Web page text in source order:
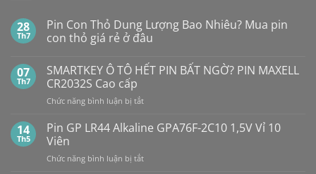
28
Th7
Pin Con Thỏ Dung Lượng Bao Nhiêu? Mua pin
con thỏ giá rẻ ở đâu
bình
luận
ở
Pin
Con
Dung
Lượng
Bao
Nhiêu?
Mua
07
Th7
SMARTKEY Ô TÔ HẾT PIN BẤT NGỜ? PIN MAXELL
CR2032S Cao cấp
Chức năng bình luận bị tắtở
Ô
PIN
14
Th5
Pin GP LR44 Alkaline GPA76F-2C10 1,5V Vỉ 10
Viên
Chức năng bình luận bị tắtở